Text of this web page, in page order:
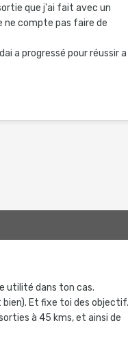
que j'ai fait avec un
ne compte pas faire de
a progressé pour réussir a
utilité dans ton cas.
Et fixe toi des
à 45 kms, et ainsi de